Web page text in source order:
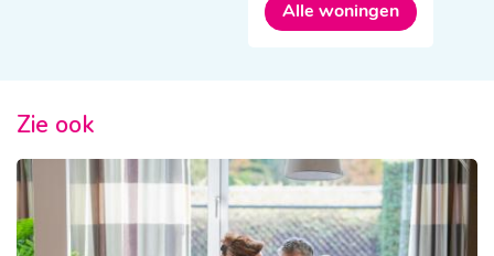
Alle woningen
Zie ook